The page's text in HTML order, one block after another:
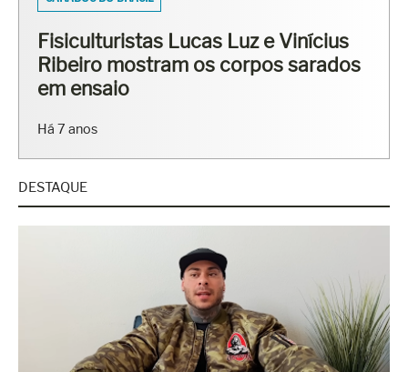
Erasmo Viana mostra barriga
tanquinho em ensaio
DESTAQUE